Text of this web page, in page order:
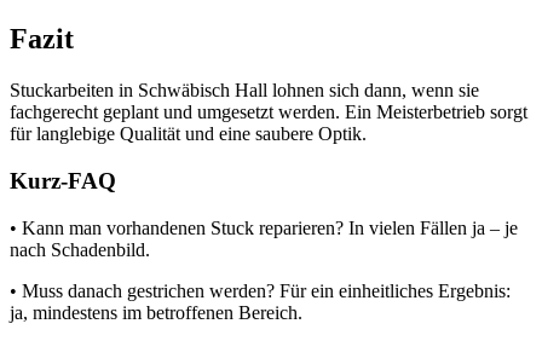
Fazit
Stuckarbeiten in Schwäbisch Hall lohnen sich dann, wenn sie
fachgerecht geplant und umgesetzt werden. Ein Meisterbetrieb sorgt
für langlebige Qualität und eine saubere Optik.
Kurz‑FAQ
• Kann man vorhandenen Stuck reparieren? In vielen Fällen ja – je
nach Schadenbild.
• Muss danach gestrichen werden? Für ein einheitliches Ergebnis:
ja, mindestens im betroffenen Bereich.